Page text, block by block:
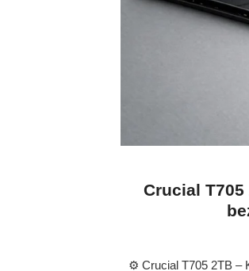
Crucial
⚙️ Crucial T705 2TB –